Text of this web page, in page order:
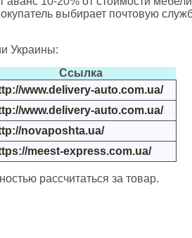
выбирает почтовую
Украины:
Ссылка
www.delivery-auto.com.ua/
www.delivery-auto.com.ua/
novaposhta.ua/
meest-express.com.ua/
рассчитаться за товар.